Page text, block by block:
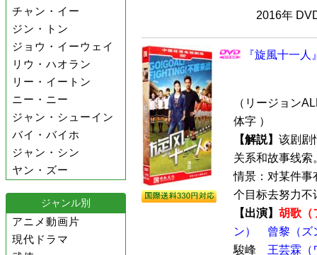
チャン・イー
ジン・トン
ジョウ・イーウェイ
リウ・ハオラン
リー・イートン
ニー・ニー
ジャン・シューイン
バイ・バイホ
ジャン・シン
ヤン・ズー
ジャンル別
アニメ動画片
現代ドラマ
2016年
『旋風十一
（リージョン
体字 ）
【解説】 该剧剧
关系和故事线索
情景：对某件事
个目标去努力不
【出演】 胡歌（
ン）
曾黎（ズ
駿峰 王芸霖（